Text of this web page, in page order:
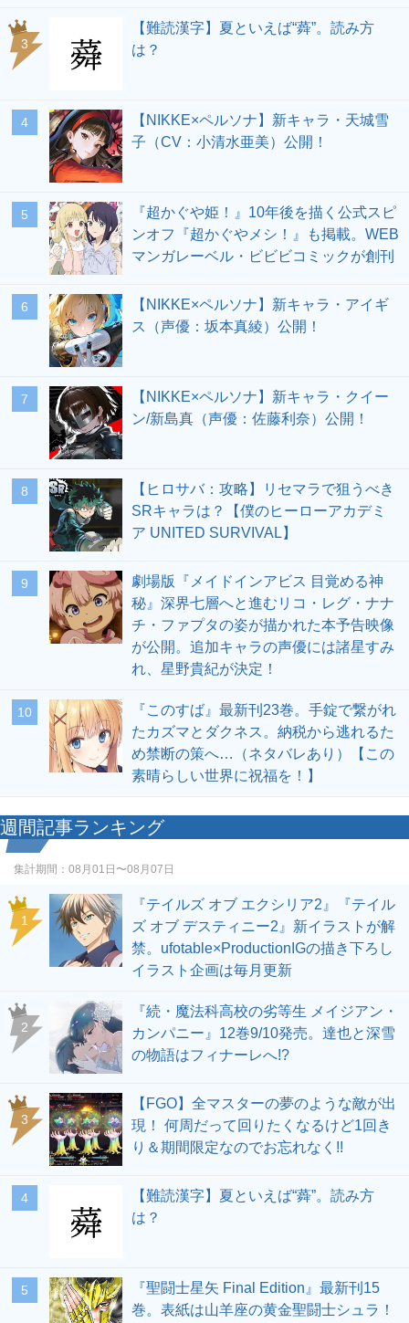
3
【難読漢字】夏といえば“蕣”。読み方
は？
4
【NIKKE×ペルソナ】新キャラ・天城雪
子（CV：小清水亜美）公開！
5
『超かぐや姫！』10年後を描く公式スピ
ンオフ『超かぐやメシ！』も掲載。WEB
マンガレーベル・ビビビコミックが創刊
6
【NIKKE×ペルソナ】新キャラ・アイギ
ス（声優：坂本真綾）公開！
7
【NIKKE×ペルソナ】新キャラ・クイー
ン/新島真（声優：佐藤利奈）公開！
8
【ヒロサバ：攻略】リセマラで狙うべき
SRキャラは？【僕のヒーローアカデミ
ア UNITED SURVIVAL】
9
劇場版『メイドインアビス 目覚める神
秘』深界七層へと進むリコ・レグ・ナナ
チ・ファプタの姿が描かれた本予告映像
が公開。追加キャラの声優には諸星すみ
れ、星野貴紀が決定！
10
『このすば』最新刊23巻。手錠で繋がれ
たカズマとダクネス。納税から逃れるた
め禁断の策へ…（ネタバレあり）【この
素晴らしい世界に祝福を！】
週間記事ランキング
集計期間： 08月01日〜08月07日
1
『テイルズ オブ エクシリア2』『テイル
ズ オブ デスティニー2』新イラストが解
禁。ufotable×ProductionIGの描き下ろし
イラスト企画は毎月更新
2
『続・魔法科高校の劣等生 メイジアン・
カンパニー』12巻9/10発売。達也と深雪
の物語はフィナーレへ!?
3
【FGO】全マスターの夢のような敵が出
現！ 何周だって回りたくなるけど1回き
り＆期間限定なのでお忘れなく!!
4
【難読漢字】夏といえば“蕣”。読み方
は？
5
『聖闘士星矢 Final Edition』最新刊15
巻。表紙は山羊座の黄金聖闘士シュラ！